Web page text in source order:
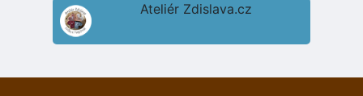
Ateliér Zdislava.cz